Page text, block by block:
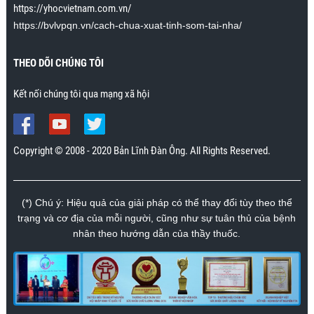
https://yhocvietnam.com.vn/
https://bvlvpqn.vn/cach-chua-xuat-tinh-som-tai-nha/
THEO DÕI CHÚNG TÔI
Kết nối chúng tôi qua mạng xã hội
Copyright © 2008 - 2020 Bản Lĩnh Đàn Ông. All Rights Reserved.
(*) Chú ý: Hiệu quả của giải pháp có thể thay đổi tùy theo thể
trạng và cơ địa của mỗi người, cũng như sự tuân thủ của bệnh
nhân theo hướng dẫn của thầy thuốc.